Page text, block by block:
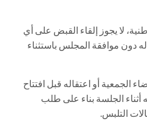
لا يجوز إلقاء القبض على أي
دون موافقة المجلس باستثناء
الجمعية أو اعتقاله قبل افتتاح
الجلسة بناء على طلب
التلبس.